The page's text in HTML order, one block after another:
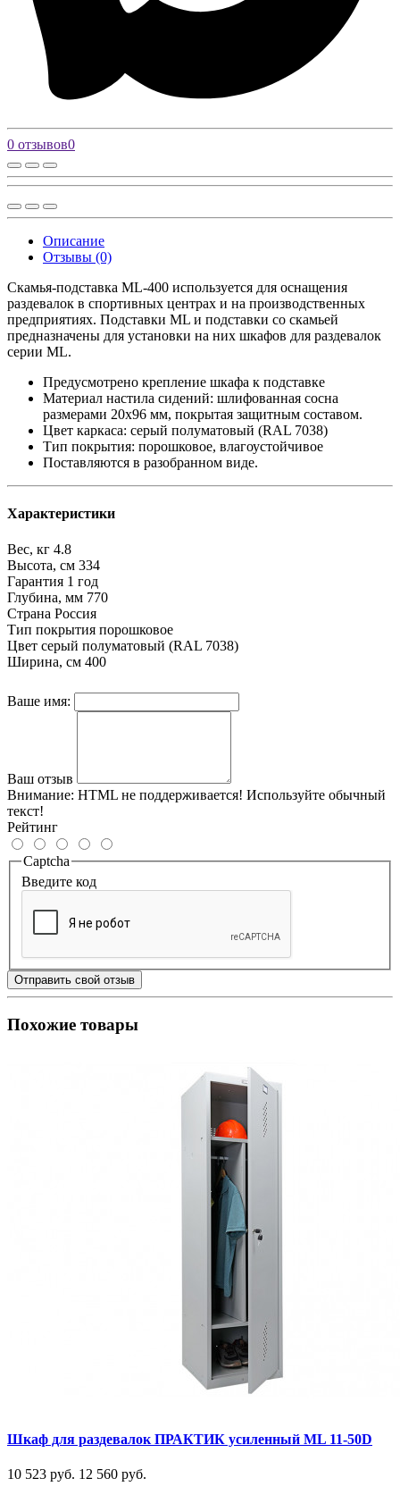
0 отзывов0
Описание
Отзывы (0)
Скамья-подставка ML-400 используется для оснащения
раздевалок в спортивных центрах и на производственных
предприятиях. Подставки ML и подставки со скамьей
предназначены для установки на них шкафов для раздевалок
серии ML.
Предусмотрено крепление шкафа к подставке
Материал настила сидений: шлифованная сосна
размерами 20х96 мм, покрытая защитным составом.
Цвет каркаса: серый полуматовый (RAL 7038)
Тип покрытия: порошковое, влагоустойчивое
Поставляются в разобранном виде.
Характеристики
Вес, кг 4.8
Высота, см 334
Гарантия 1 год
Глубина, мм 770
Страна Россия
Тип покрытия порошковое
Цвет серый полуматовый (RAL 7038)
Ширина, см 400
Ваше имя:
Ваш отзыв
Внимание: HTML не поддерживается! Используйте обычный
текст!
Рейтинг
Captcha
Введите код
Отправить свой отзыв
Похожие товары
Шкаф для раздевалок ПРАКТИК усиленный ML 11-50D
10 523 руб. 12 560 руб.